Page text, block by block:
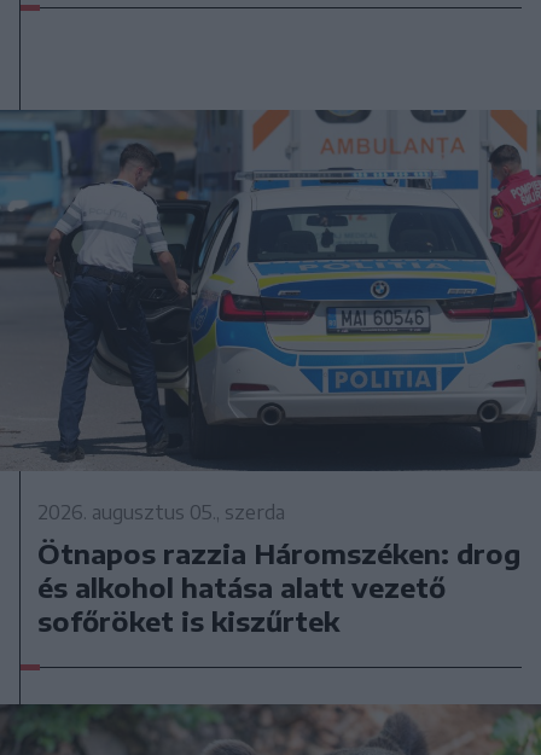
2026. augusztus 05., szerda
Ötnapos razzia Háromszéken: drog
és alkohol hatása alatt vezető
sofőröket is kiszűrtek